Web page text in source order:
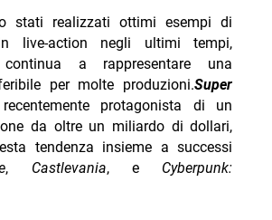
stati realizzati ottimi esempi di
live-action negli ultimi tempi,
continua a rappresentare una
per molte produzioni.Super
protagonista di un
da oltre un miliardo di dollari,
tendenza insieme a successi
, Castlevania, e Cyberpunk: